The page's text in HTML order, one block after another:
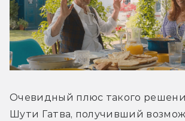
Очевидный плюс такого
Шути Гатва, получивший